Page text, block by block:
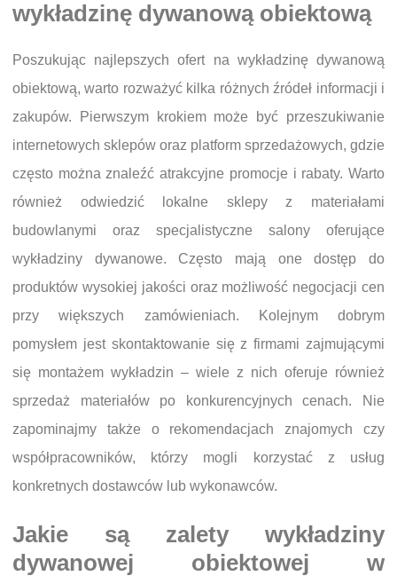
wykładzinę dywanową obiektową
Poszukując najlepszych ofert na wykładzinę dywanową
obiektową, warto rozważyć kilka różnych źródeł informacji i
zakupów. Pierwszym krokiem może być przeszukiwanie
internetowych sklepów oraz platform sprzedażowych, gdzie
często można znaleźć atrakcyjne promocje i rabaty. Warto
również odwiedzić lokalne sklepy z materiałami
budowlanymi oraz specjalistyczne salony oferujące
wykładziny dywanowe. Często mają one dostęp do
produktów wysokiej jakości oraz możliwość negocjacji cen
przy większych zamówieniach. Kolejnym dobrym
pomysłem jest skontaktowanie się z firmami zajmującymi
się montażem wykładzin – wiele z nich oferuje również
sprzedaż materiałów po konkurencyjnych cenach. Nie
zapominajmy także o rekomendacjach znajomych czy
współpracowników, którzy mogli korzystać z usług
konkretnych dostawców lub wykonawców.
Jakie są zalety wykładziny
dywanowej obiektowej w